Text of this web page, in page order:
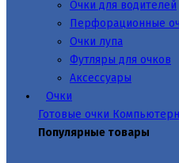
Очки для водителей
Перфорационные
Очки лупа
Футляры для очков
Аксессуары
Очки
Готовые очки
Популярные товары